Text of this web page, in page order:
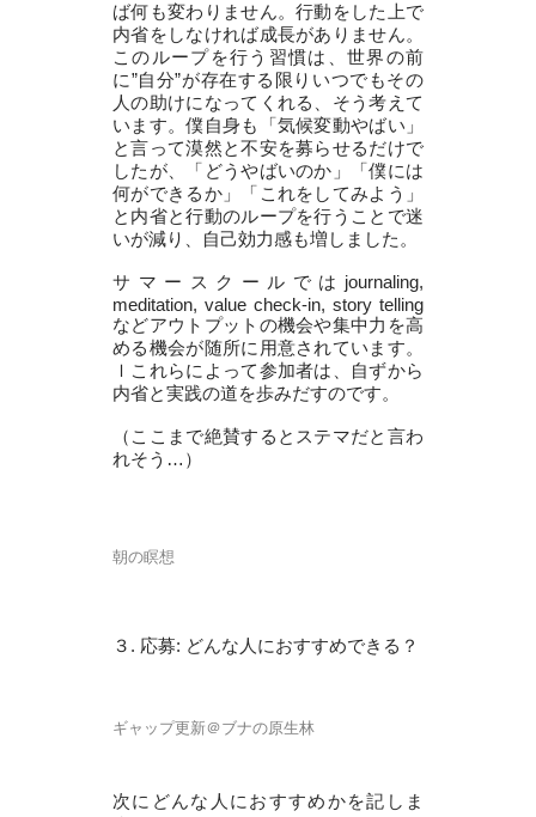
ば何も変わりません。行動をした上で
内省をしなければ成長がありません。
このループを行う習慣は、世界の前
に”自分”が存在する限りいつでもその
人の助けになってくれる、そう考えて
います。僕自身も「気候変動やばい」
と言って漠然と不安を募らせるだけで
したが、「どうやばいのか」「僕には
何ができるか」「これをしてみよう」
と内省と行動のループを行うことで迷
いが減り、自己効力感も増しました。
サマースクールではjournaling,
meditation, value check-in, story telling
などアウトプットの機会や集中力を高
める機会が随所に用意されています。
ｌこれらによって参加者は、自ずから
内省と実践の道を歩みだすのです。
（ここまで絶賛するとステマだと言わ
れそう…）
朝の瞑想
３. 応募: どんな人におすすめできる？
ギャップ更新＠ブナの原生林
次にどんな人におすすめかを記しま